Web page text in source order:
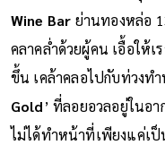
Wine Bar ย่านทองหล่อ
คลาคล่ำด้วยผู้คน เอื้อให้เ
ขึ้น เคล้าคลอไปกับท่วงท
Gold’ ที่ลอยอวลอยู่ในอ
ไม่ได้ทำหน้าที่เพียงแค่เ